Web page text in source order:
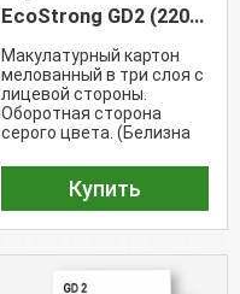
EcoStrong GD2 (220
г/м²)
Макулатурный картон
мелованный в три слоя с
лицевой стороны.
Оборотная сторона
серого цвета. (Белизна
Купить